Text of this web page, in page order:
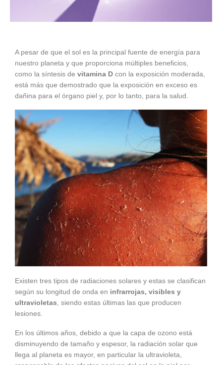
A pesar de que el sol es la principal fuente de energía para
nuestro planeta y que proporciona múltiples beneficios,
como la síntesis de vitamina D con la exposición moderada,
está más que demostrado que la exposición en exceso es
dañina para el órgano piel y, por lo tanto, para la salud.
Existen tres tipos de radiaciones solares y estas se clasifican
según su longitud de onda en infrarrojas, visibles y
ultravioletas , siendo estas últimas las que producen
lesiones.
En los últimos años, debido a que la capa de ozono está
disminuyendo de tamaño y espesor, la radiación solar que
llega al planeta es mayor, en particular la ultravioleta,